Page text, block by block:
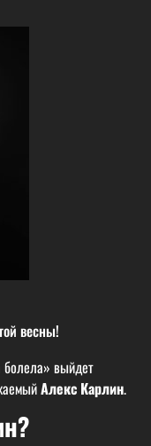
весны!
выйдет
Алекс Карлин.